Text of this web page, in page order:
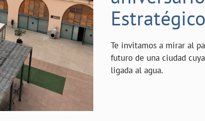
Te invitamos a mirar al
futuro de una ciudad
ligada al agua.